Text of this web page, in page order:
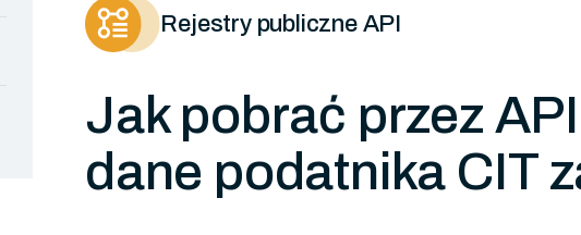
Rejestry publiczne API
Jak pobrać przez
dane podatnika CIT